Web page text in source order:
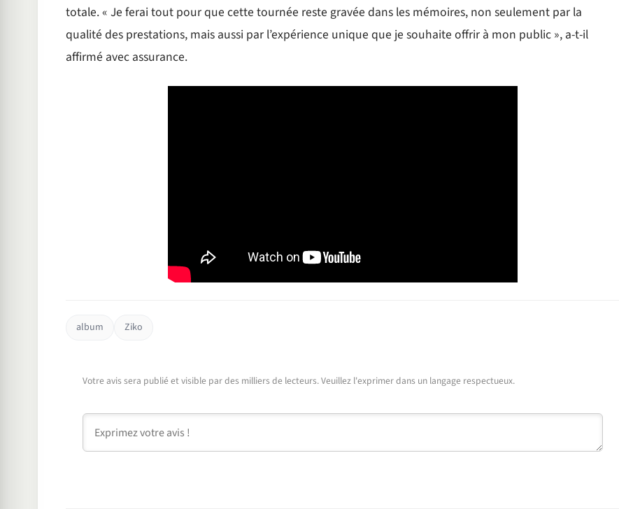
totale. « Je ferai tout pour que cette tournée reste gravée dans les mémoires, non seulement par la
qualité des prestations, mais aussi par l’expérience unique que je souhaite offrir à mon public », a-t-il
affirmé avec assurance.
album Ziko
Votre avis sera publié et visible par des milliers de lecteurs. Veuillez l'exprimer dans un langage respectueux.
Commentaire